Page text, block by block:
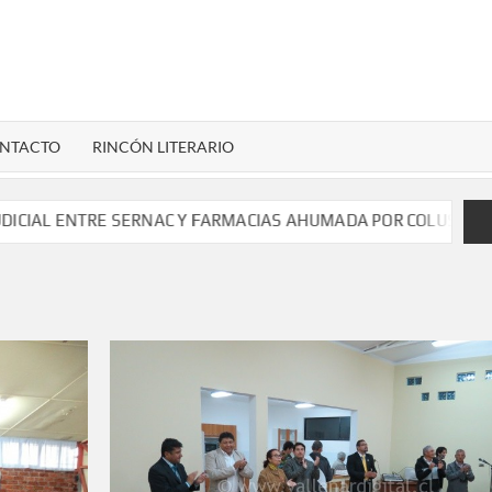
RINCÓN LITERARIO
SERNAC Y FARMACIAS AHUMADA POR COLUSIÓN DE